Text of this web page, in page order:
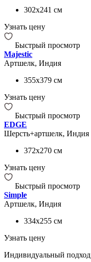
302x241 см
Узнать цену
Быстрый просмотр
Majestic
Артшелк, Индия
355x379 см
Узнать цену
Быстрый просмотр
EDGE
Шерсть+артшелк, Индия
372x270 см
Узнать цену
Быстрый просмотр
Simple
Артшелк, Индия
334x255 см
Узнать цену
Индивидуальный подход